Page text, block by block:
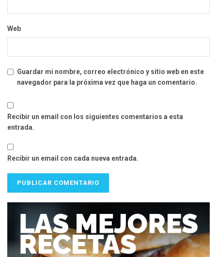
Web
Guardar mi nombre, correo electrónico y sitio web en este
navegador para la próxima vez que haga un comentario.
Recibir un email con los siguientes comentarios a esta
entrada.
Recibir un email con cada nueva entrada.